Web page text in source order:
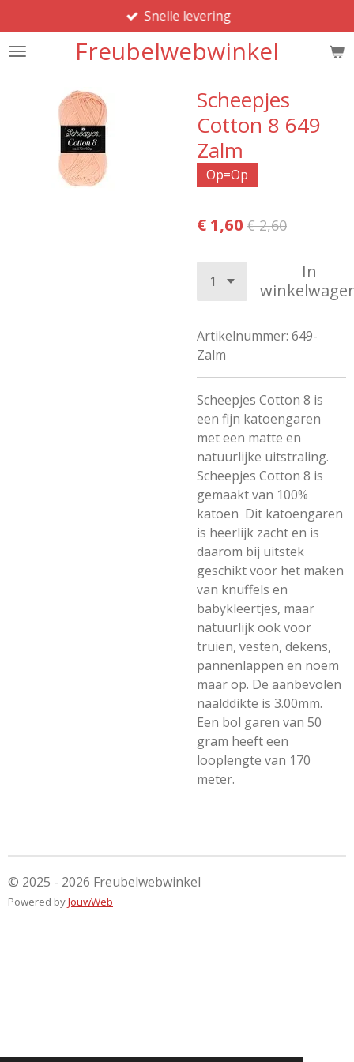
direct
naar
hoofdinhoud
Freubelwebwinkel
Snelle levering
Scheepjes
Cotton 8 649
Zalm
Op=Op
€ 1,60 € 2,60
In
Artikelnummer: 649-
Zalm
Scheepjes Cotton 8 is
een fijn katoengaren
met een matte en
natuurlijke uitstraling.
Scheepjes Cotton 8 is
gemaakt van 100%
katoen Dit katoengaren
is heerlijk zacht en is
daarom bij uitstek
geschikt voor het maken
van knuffels en
babykleertjes, maar
natuurlijk ook voor
truien, vesten, dekens,
pannenlappen en noem
maar op. De aanbevolen
naalddikte is 3.00mm.
Een bol garen van 50
gram heeft een
looplengte van 170
meter.
© 2025 - 2026 Freubelwebwinkel
Powered byJouwWeb